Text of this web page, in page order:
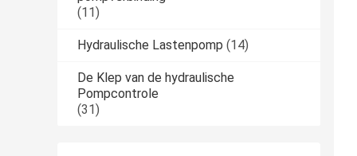
(11)
Hydraulische Lastenpomp (14)
De Klep van de hydraulische
Pompcontrole
(31)